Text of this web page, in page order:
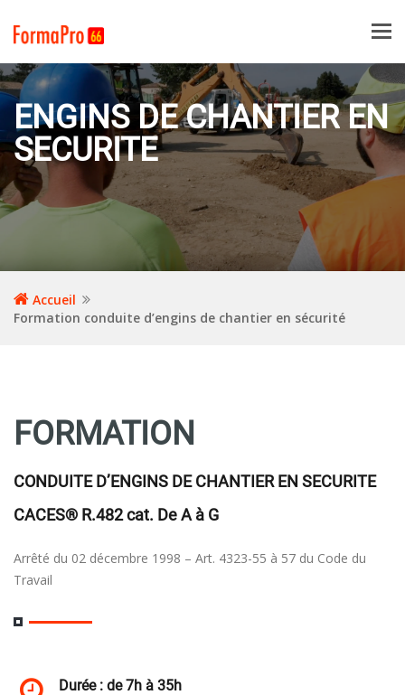
ENGINS DE CHANTIER EN
SECURITE
Accueil
Formation conduite d’engins de chantier en sécurité
FORMATION
CONDUITE D’ENGINS DE CHANTIER EN SECURITE
CACES® R.482 cat. De A à G
Arrêté du 02 décembre 1998 – Art. 4323-55 à 57 du Code du
Travail
Durée : de 7h à 35h